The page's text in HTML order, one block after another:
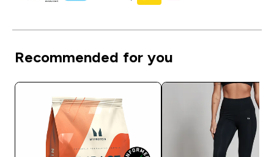
Recommended for you